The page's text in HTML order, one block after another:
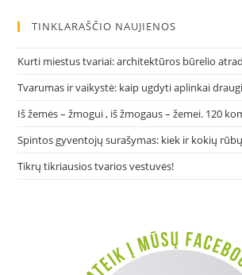
TINKLARAŠČIO NAUJIENOS
Kurti miestus tvariai: architektūros būrelio
Tvarumas ir vaikystė: kaip ugdyti aplinkai
Iš žemės – žmogui , iš žmogaus – žemei. 120
Spintos gyventojų surašymas: kiek ir kokių
Tikrų tikriausios tvarios vestuvės!